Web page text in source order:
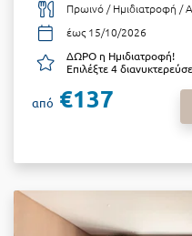
Πρωινό / Ημιδιατροφή /
έως 15/10/2026
ΔΩΡΟ η Ημιδιατροφή!
Επιλέξτε 4
από €137